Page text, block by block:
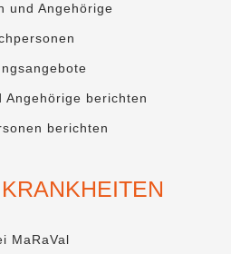
und Angehörige
Angehörige berichten
berichten
MaRaVal